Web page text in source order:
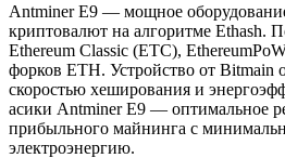
Antminer E9 — мощное
криптовалют на алгоритме Ethash.
Ethereum Classic (ETC),
форков ETH. Устройство от Bitmain
скоростью хеширования и
асики Antminer E9 — оптимальное
прибыльного майнинга с
электроэнергию.